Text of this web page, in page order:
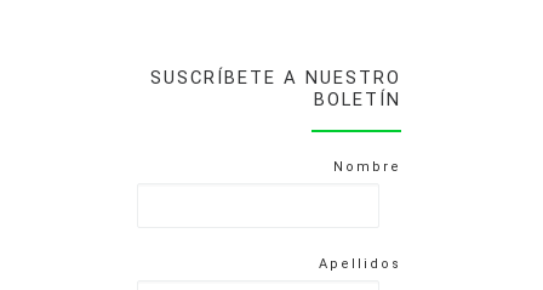
SUSCRÍBETE A NUESTRO
BOLETÍN
Nombre
Apellidos